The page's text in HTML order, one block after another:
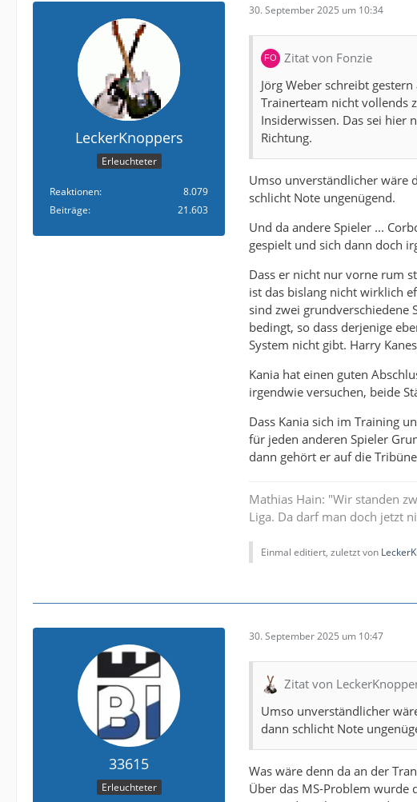
LeckerKnoppers
Erleuchteter
Reaktionen
8.079
Beiträge
21.603
30. September 2025 um 10:34
Zitat von Fonzie
Jörg Weber schreibt
Trainerteam nicht vollends
Insiderwissen. Das sei hier
Richtung.
Umso unverständlicher wäre
schlicht Note ungenügend.
Und da andere Spieler ...
gespielt und sich dann doch
Dass er nicht nur vorne rum
ist das bislang nicht wirklich
sind zwei grundverschiedene
bedingt, so dass derjenige
System nicht gibt. Harry
Kania hat einen guten
irgendwie versuchen, beide
Dass Kania sich im Training
für jeden anderen Spieler
dann gehört er auf die
Mathias Hain: "Wir standen
Liga. Da darf man doch jetzt
Einmal editiert, zuletzt von
33615
Erleuchteter
30. September 2025 um 10:47
Zitat von
Umso unverständlicher
dann schlicht Note
Was wäre denn da an der
Über das MS-Problem wurde